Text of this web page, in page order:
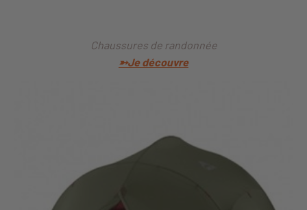
Chaussures de randonnée
➳Je découvre